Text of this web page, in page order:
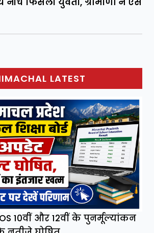
LATEST
10वीं और 12वीं के पुनर्मूल्यांकन